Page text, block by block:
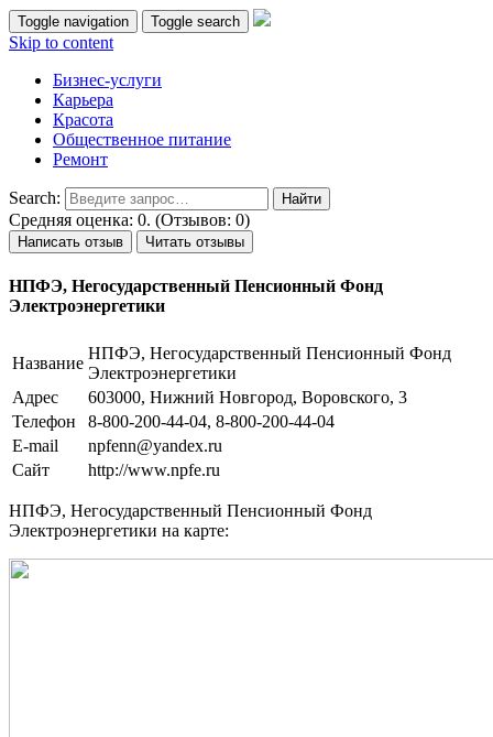
Toggle navigation Toggle search
Skip to content
Бизнес-услуги
Карьера
Красота
Общественное питание
Ремонт
Search:
Средняя оценка: 0. (Отзывов: 0)
Написать отзыв Читать отзывы
НПФЭ, Негосударственный Пенсионный Фонд
Электроэнергетики
Название
НПФЭ, Негосударственный Пенсионный Фонд
Электроэнергетики
Адрес
603000, Нижний Новгород, Воровского, 3
Телефон
8-800-200-44-04, 8-800-200-44-04
E-mail
npfenn@yandex.ru
Сайт
http://www.npfe.ru
НПФЭ, Негосударственный Пенсионный Фонд
Электроэнергетики на карте: